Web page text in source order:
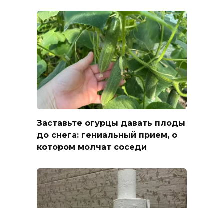
Заставьте огурцы давать плоды
до снега: гениальный прием, о
котором молчат соседи